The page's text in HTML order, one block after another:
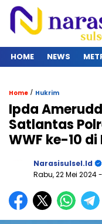
HOME NEWS
Home / Hukrim
Ipda
Satlantas
WWF ke-10 di
Narasisulsel.id
Rabu, 22 Mei 2024